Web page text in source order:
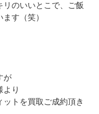
リのいいとこで、ご飯
す（笑）
が
より
ットを買取ご成約頂き